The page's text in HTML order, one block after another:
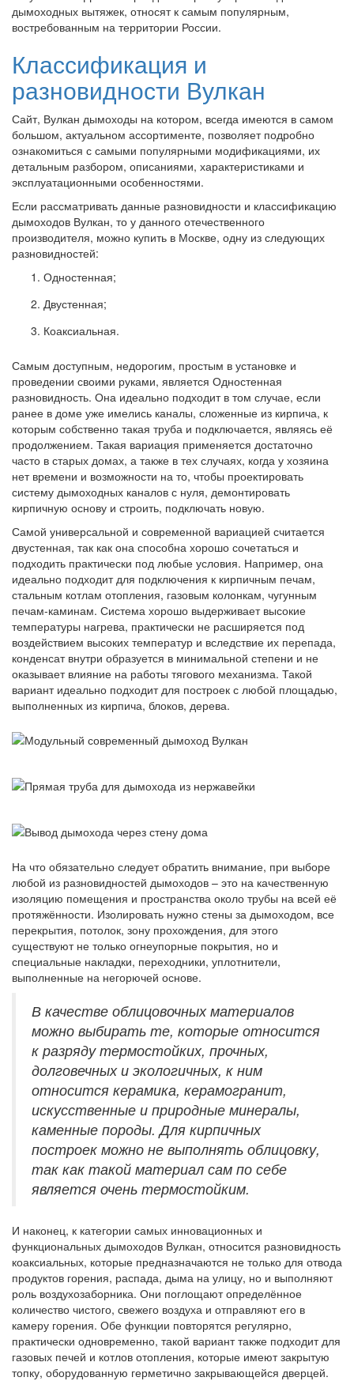
дымоходных вытяжек, относят к самым популярным,
востребованным на территории России.
Классификация и
разновидности Вулкан
Сайт, Вулкан дымоходы на котором, всегда имеются в самом
большом, актуальном ассортименте, позволяет подробно
ознакомиться с самыми популярными модификациями, их
детальным разбором, описаниями, характеристиками и
эксплуатационными особенностями.
Если рассматривать данные разновидности и классификацию
дымоходов Вулкан, то у данного отечественного
производителя, можно купить в Москве, одну из следующих
разновидностей:
Одностенная;
Двустенная;
Коаксиальная.
Самым доступным, недорогим, простым в установке и
проведении своими руками, является Одностенная
разновидность. Она идеально подходит в том случае, если
ранее в доме уже имелись каналы, сложенные из кирпича, к
которым собственно такая труба и подключается, являясь её
продолжением. Такая вариация применяется достаточно
часто в старых домах, а также в тех случаях, когда у хозяина
нет времени и возможности на то, чтобы проектировать
систему дымоходных каналов с нуля, демонтировать
кирпичную основу и строить, подключать новую.
Самой универсальной и современной вариацией считается
двустенная, так как она способна хорошо сочетаться и
подходить практически под любые условия. Например, она
идеально подходит для подключения к кирпичным печам,
стальным котлам отопления, газовым колонкам, чугунным
печам-каминам. Система хорошо выдерживает высокие
температуры нагрева, практически не расширяется под
воздействием высоких температур и вследствие их перепада,
конденсат внутри образуется в минимальной степени и не
оказывает влияние на работы тягового механизма. Такой
вариант идеально подходит для построек с любой площадью,
выполненных из кирпича, блоков, дерева.
На что обязательно следует обратить внимание, при выборе
любой из разновидностей дымоходов – это на качественную
изоляцию помещения и пространства около трубы на всей её
протяжённости. Изолировать нужно стены за дымоходом, все
перекрытия, потолок, зону прохождения, для этого
существуют не только огнеупорные покрытия, но и
специальные накладки, переходники, уплотнители,
выполненные на негорючей основе.
В качестве облицовочных материалов
можно выбирать те, которые относится
к разряду термостойких, прочных,
долговечных и экологичных, к ним
относится керамика, керамогранит,
искусственные и природные минералы,
каменные породы. Для кирпичных
построек можно не выполнять облицовку,
так как такой материал сам по себе
является очень термостойким.
И наконец, к категории самых инновационных и
функциональных дымоходов Вулкан, относится разновидность
коаксиальных, которые предназначаются не только для отвода
продуктов горения, распада, дыма на улицу, но и выполняют
роль воздухозаборника. Они поглощают определённое
количество чистого, свежего воздуха и отправляют его в
камеру горения. Обе функции повторятся регулярно,
практически одновременно, такой вариант также подходит для
газовых печей и котлов отопления, которые имеют закрытую
топку, оборудованную герметично закрывающейся дверцей.